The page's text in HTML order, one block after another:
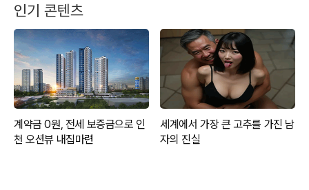
인기 콘텐츠